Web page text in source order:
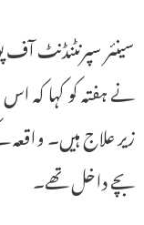
سینئر سپرنٹنڈنٹ
بچے داخل تھے۔